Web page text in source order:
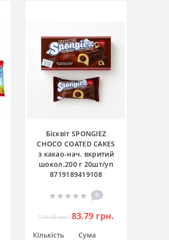
Бісквіт SPONGIEZ
CHOCO COATED CAKES
з какао-нач. вкритий
шокол.200 г 20шт/уп
8719189419108
0
116.55 грн. 83.79 грн.
Кількість Сума